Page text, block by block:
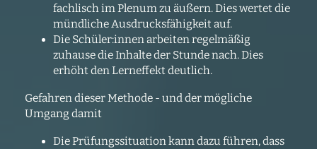
fachlisch im Plenum zu äußern. Dies wertet die
mündliche Ausdrucksfähigkeit auf.
Die Schüler:innen arbeiten regelmäßig
zuhause die Inhalte der Stunde nach. Dies
erhöht den Lerneffekt deutlich.
Gefahren dieser Methode - und der mögliche
Umgang damit
Die Prüfungssituation kann dazu führen, dass